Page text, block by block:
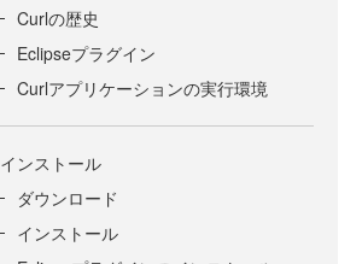
Curlの歴史
Eclipseプラグイン
Curlアプリケーションの実行環境
インストール
ダウンロード
インストール